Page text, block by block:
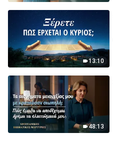
13:10
48:13